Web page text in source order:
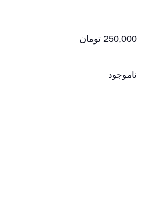
250,000 تومان
ناموجود